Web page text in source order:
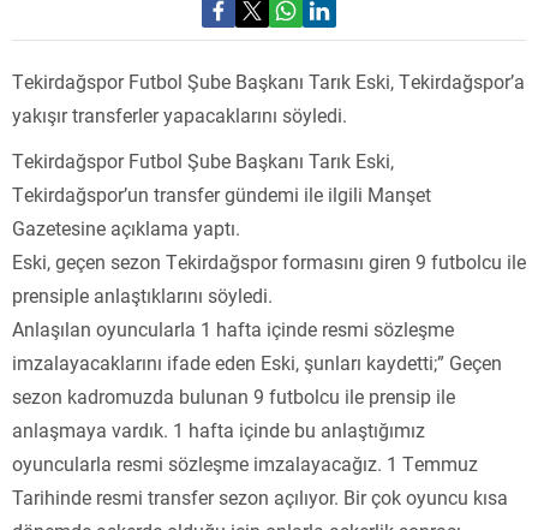
Tekirdağspor Futbol Şube Başkanı Tarık Eski, Tekirdağspor’a
yakışır transferler yapacaklarını söyledi.
Tekirdağspor Futbol Şube Başkanı Tarık Eski,
Tekirdağspor’un transfer gündemi ile ilgili Manşet
Gazetesine açıklama yaptı.
Eski, geçen sezon Tekirdağspor formasını giren 9 futbolcu ile
prensiple anlaştıklarını söyledi.
Anlaşılan oyuncularla 1 hafta içinde resmi sözleşme
imzalayacaklarını ifade eden Eski, şunları kaydetti;” Geçen
sezon kadromuzda bulunan 9 futbolcu ile prensip ile
anlaşmaya vardık. 1 hafta içinde bu anlaştığımız
oyuncularla resmi sözleşme imzalayacağız. 1 Temmuz
Tarihinde resmi transfer sezon açılıyor. Bir çok oyuncu kısa